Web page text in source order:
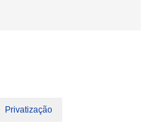
Privatização